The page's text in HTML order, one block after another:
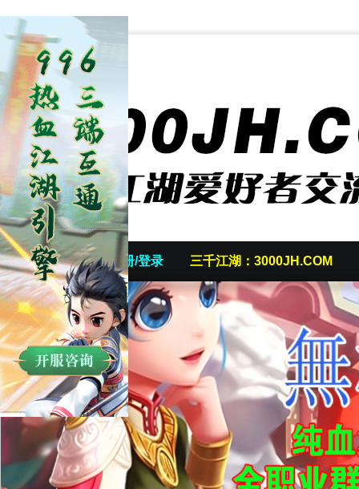
首页 发帖/注册/登录 三千江湖：3000JH.COM